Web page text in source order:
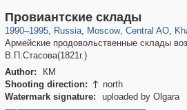
Провиантские склады
1990–1995, Russia
1,406,255 29,243
, Moscow
319,780 8,286
, Central AO
159,978 5,916
,
Армейские продовольственные склады
В.П.Стасова(1821г.)
Author:
КМ
Shooting direction:  north
Watermark signature:
uploaded by Olgara